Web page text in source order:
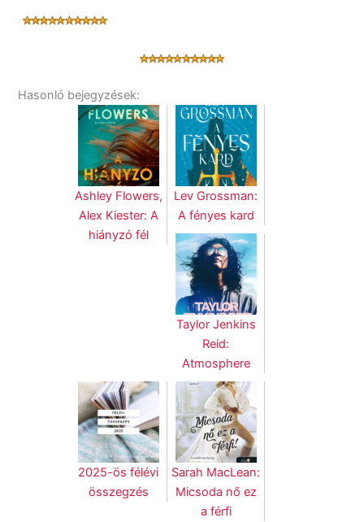
Hasonló bejegyzések:
Ashley Flowers,
Alex Kiester: A
hiányzó fél
Lev Grossman:
A fényes kard
Taylor Jenkins
Reid:
Atmosphere
2025-ös félévi
összegzés
Sarah MacLean:
Micsoda nő ez
a férfi